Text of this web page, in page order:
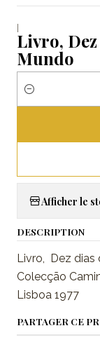
|
Livro,
Mundo
Quantité
Afficher le
DESCRIPTION
Livro, Dez dias
Colecção
Lisboa 1977
PARTAGER CE